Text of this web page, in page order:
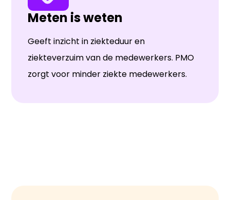
Meten is weten
Geeft inzicht in ziekteduur en
ziekteverzuim van de medewerkers. PMO
zorgt voor minder ziekte medewerkers.